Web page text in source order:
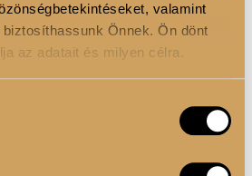
valamint
Önnek. Ön dönt
az adatait és milyen célra.
az Ön földrajzi elhelyezkedéséről
beazonosítása annak konkrét